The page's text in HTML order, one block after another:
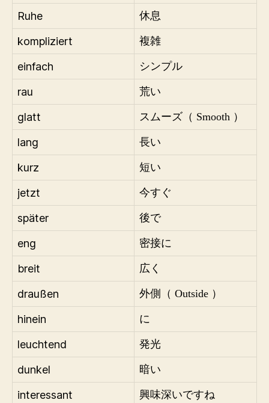
Ruhe 休息
kompliziert 複雑
einfach シンプル
rau 荒い
glatt スムーズ（ Smooth ）
lang 長い
kurz 短い
jetzt 今すぐ
später 後で
eng 密接に
breit 広く
draußen 外側（ Outside ）
hinein に
leuchtend 発光
dunkel 暗い
interessant 興味深いですね